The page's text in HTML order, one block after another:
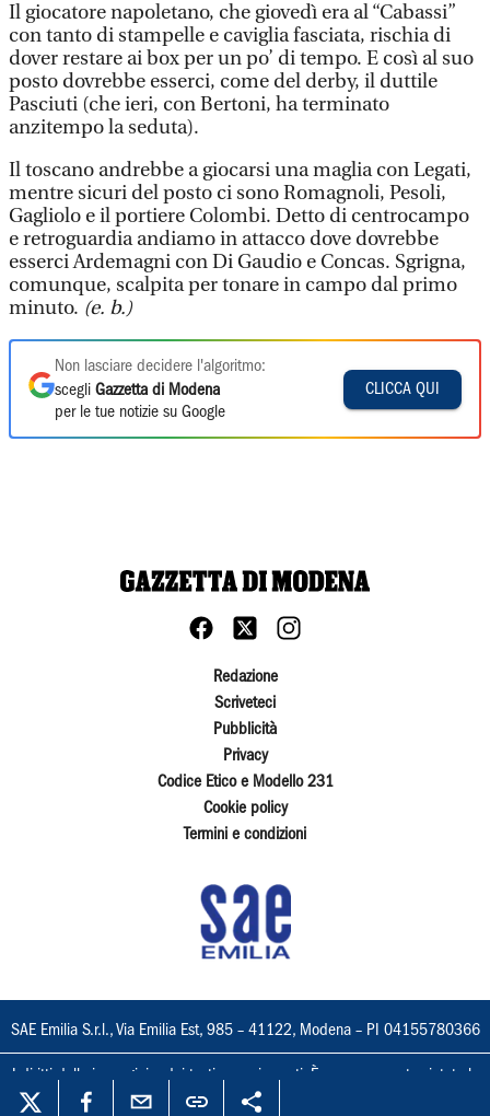
Il giocatore napoletano, che giovedì era al “Cabassi”
con tanto di stampelle e caviglia fasciata, rischia di
dover restare ai box per un po’ di tempo. E così al suo
posto dovrebbe esserci, come del derby, il duttile
Pasciuti (che ieri, con Bertoni, ha terminato
anzitempo la seduta).
Il toscano andrebbe a giocarsi una maglia con Legati,
mentre sicuri del posto ci sono Romagnoli, Pesoli,
Gagliolo e il portiere Colombi. Detto di centrocampo
e retroguardia andiamo in attacco dove dovrebbe
esserci Ardemagni con Di Gaudio e Concas. Sgrigna,
comunque, scalpita per tonare in campo dal primo
minuto. (e. b.)
Non lasciare decidere l'algoritmo:
scegli Gazzetta di Modena
per le tue notizie su Google
CLICCA QUI
Redazione
Scriveteci
Pubblicità
Privacy
Codice Etico e Modello 231
Cookie policy
Termini e condizioni
SAE Emilia S.r.l., Via Emilia Est, 985 – 41122, Modena – PI 04155780366
I diritti delle immagini e dei testi sono riservati. È espressamente vietata la
loro riproduzione con qualsiasi mezzo e l'adattamento totale o parziale.